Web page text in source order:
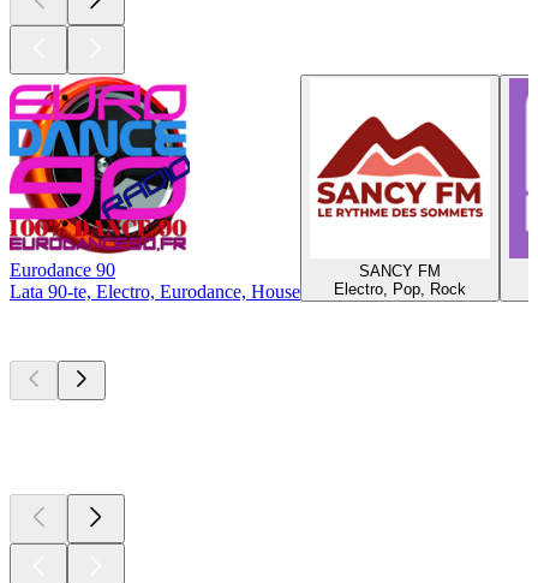
Eurodance 90
Lata 90-te, Electro, Eurodance, House
SANCY FM
Electro, Pop, Rock